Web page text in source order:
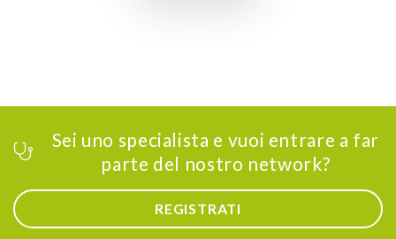
Sei uno specialista e vuoi entrare a far
parte del nostro network?
REGISTRATI